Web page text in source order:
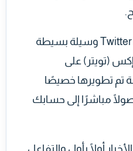
يُعد برنامج Twitter for Windows وسيلة بسيطة
(تويتر) على
تم تطويرها خصيصًا
مباشرًا إلى حسابك
أولًا بأول والتفاعل